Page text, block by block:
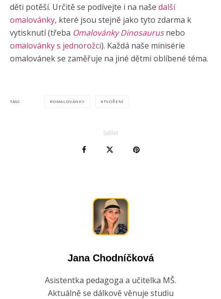
děti potěší. Určitě se podívejte i na naše další
omalovánky, které jsou stejně jako tyto zdarma k
vytisknutí (třeba Omalovánky Dinosaurusnebo
omalovánky s jednorožci). Každá naše minisérie
omalovánek se zaměřuje na jiné dětmi oblíbené téma.
TAGS OMALOVÁNKY TVOŘENÍ
Sdílet
Jana Chodníčková
Asistentka pedagoga a učitelka MŠ.
Aktuálně se dálkově věnuje studiu